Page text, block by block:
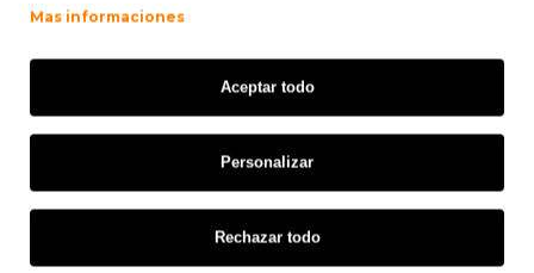
s/ iva: 25,08€
COMPATIBLE
Mas informaciones
Aceptar todo
Personalizar
Rechazar todo